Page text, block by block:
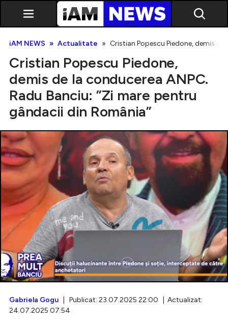
Exclusiv
Intră în cont
Creează cont
iAM NEWS Actualitate Cristian Popescu Piedone, demis
Cristian Popescu Piedone,
demis de la conducerea ANPC.
Radu Banciu: ”Zi mare pentru
gândacii din România”
Gabriela Gogu | Publicat: 23.07.2025 22:00 | Actualizat:
24.07.2025 07:54